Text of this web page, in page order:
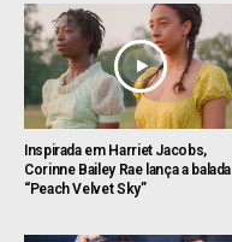
Inspirada em Harriet Jacobs,
Corinne Bailey Rae lança a balada
“Peach Velvet Sky”